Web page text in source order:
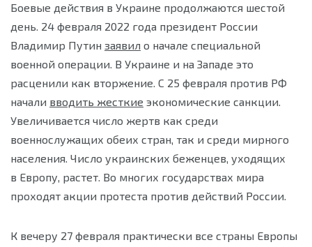
Боевые действия в Украине продолжаются шестой
день. 24 февраля 2022 года президент России
Владимир Путин заявил о начале специальной
военной операции. В Украине и на Западе это
расценили как вторжение. С 25 февраля против РФ
начали вводить жесткие экономические санкции.
Увеличивается число жертв как среди
военнослужащих обеих стран, так и среди мирного
населения. Число украинских беженцев, уходящих
в Европу, растет. Во многих государствах мира
проходят акции протеста против действий России.
К вечеру 27 февраля практически все страны Европы